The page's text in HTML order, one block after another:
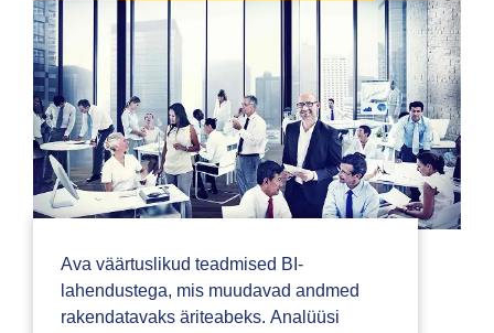
Ava väärtuslikud teadmised BI-
lahendustega, mis muudavad andmed
rakendatavaks äriteabeks. Analüüsi